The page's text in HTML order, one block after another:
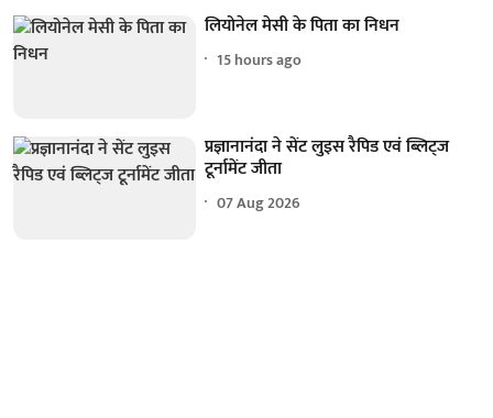
लियोनेल मेसी के पिता का निधन
15 hours ago
प्रज्ञानानंदा ने सेंट लुइस रैपिड एवं ब्लिट्ज
टूर्नामेंट जीता
07 Aug 2026